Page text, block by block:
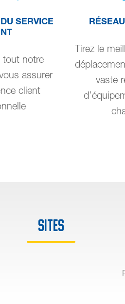
SERVICE
tout notre
assurer
client
Tirez le
vaste
sites